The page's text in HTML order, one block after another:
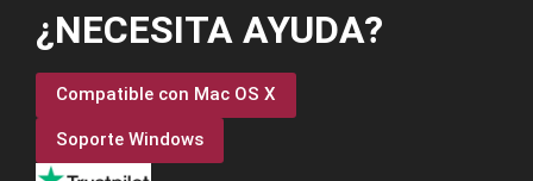
¿NECESITA AYUDA?
Compatible con Mac OS X
Soporte Windows